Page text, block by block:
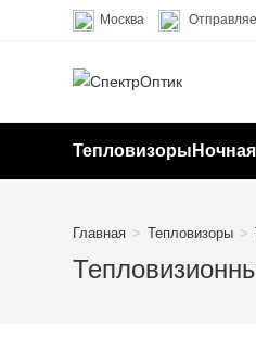
содержимому
Москва
Тепловизоры
Главная > Тепловизоры >